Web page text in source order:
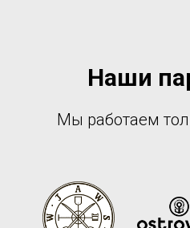
Наши
Мы работаем